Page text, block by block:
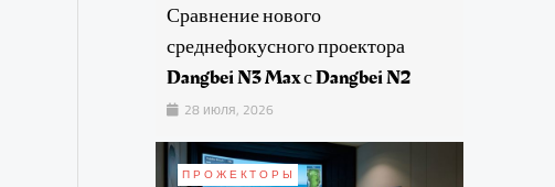
Сравнение нового
среднефокусного проектора
Dangbei N3 Max с Dangbei N2
28 июля, 2026
ПРОЖЕКТОРЫ